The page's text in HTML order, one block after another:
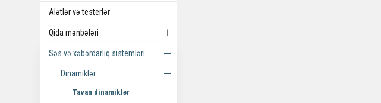
Alətlər və testerlər
Qida mənbələri
Səs və xəbərdarlıq sistemləri
Dinamiklər
Tavan dinamiklər